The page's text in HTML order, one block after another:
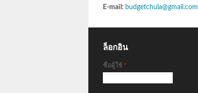
E-mail: budgetchula@gmail.com
ล็อกอิน
ชื่อผู้ใช้ *